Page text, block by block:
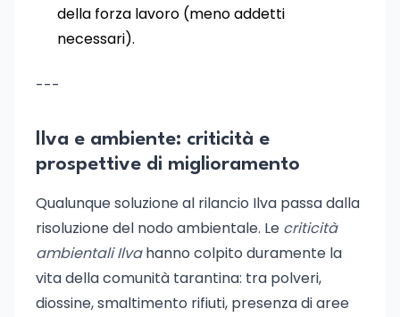
della forza lavoro (meno addetti
necessari).
---
Ilva e ambiente: criticità e
prospettive di miglioramento
Qualunque soluzione al rilancio Ilva passa dalla
risoluzione del nodo ambientale. Le criticità
ambientali Ilvahanno colpito duramente la
vita della comunità tarantina: tra polveri,
diossine, smaltimento rifiuti, presenza di aree